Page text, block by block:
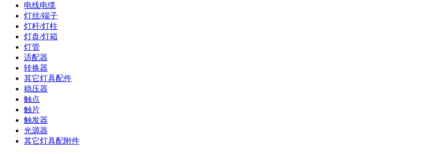
电线电缆
灯丝/端子
灯杆/灯柱
灯盘/灯箱
灯管
适配器
转换器
其它灯具配件
稳压器
触点
触片
触发器
光源器
其它灯具配附件